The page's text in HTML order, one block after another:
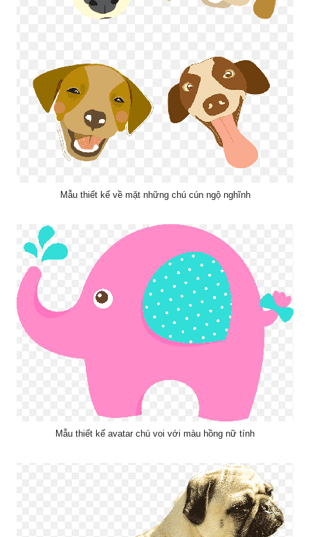
Mẫu thiết kế về mặt những chú cún ngộ nghĩnh
Mẫu thiết kế avatar chú voi với màu hồng nữ tính